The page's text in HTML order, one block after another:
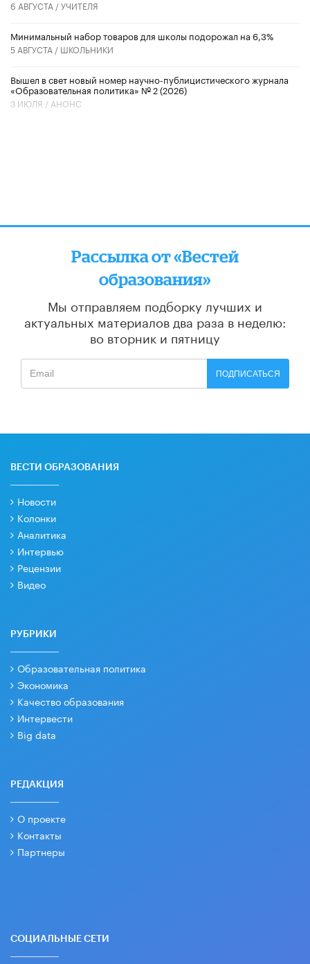
6 АВГУСТА /УЧИТЕЛЯ
Минимальный набор товаров для школы подорожал на 6,3%
5 АВГУСТА / ШКОЛЬНИКИ
Вышел в свет новый номер научно-публицистического журнала
«Образовательная политика» № 2 (2026)
3 ИЮЛЯ / АНОНС
Рассылка от «Вестей
образования»
Мы отправляем подборку лучших и
актуальных материалов два раза в неделю:
во вторник и пятницу
ПОДПИСАТЬСЯ
ВЕСТИ ОБРАЗОВАНИЯ
Новости
Колонки
Аналитика
Интервью
Рецензии
Видео
РУБРИКИ
Образовательная политика
Экономика
Качество образования
Интервести
Big data
РЕДАКЦИЯ
О проекте
Контакты
Партнеры
СОЦИАЛЬНЫЕ СЕТИ